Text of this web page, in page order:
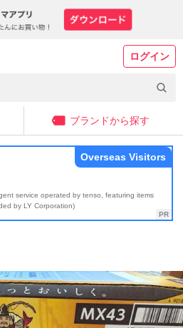
ログイン
ブランドから探す
service operated by tenso, featuring items
by LY Corporation)
Overseas Visitors